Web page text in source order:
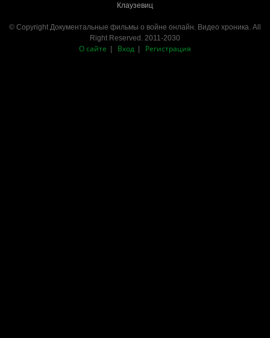
Клаузевиц
© Copyright Документальные фильмы о войне онлайн. Видео хроника. All
Right Reserved. 2011-2030
О сайте Вход Регистрация